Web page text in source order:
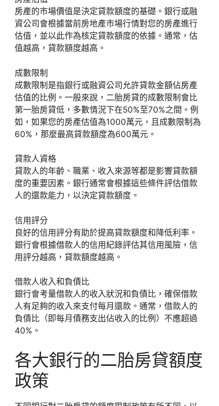
房產的市場價值是決定貸款額度的基礎。銀行或融
資公司會根據當前房地產市場行情對您的房產進行
估值，並以此作為核定貸款額度的依據。通常，估
值越高，貸款額度越高。
成數限制
成數限制是指銀行或融資公司允許貸款金額佔房產
估值的比例。一般來說，二胎房貸的成數限制會比
第一胎房貸低，多數情況下在50%至70%之間。例
如，如果您的房產估值為1000萬元，且成數限制為
60%，那麼最高貸款額度為600萬元。
貸款人資格
貸款人的年齡、職業、收入來源等都是影響貸款額
度的重要因素。銀行通常會根據這些條件評估借款
人的還款能力，以決定貸款額度。
信用評分
良好的信用評分有助於提高貸款額度和降低利率。
銀行會根據借款人的信用紀錄評估其信用風險，信
用評分越高，貸款額度越高。
借款人收入和負債比
銀行會考量借款人的收入狀況和負債比，確保借款
人有足夠的收入來支付每月還款。通常，借款人的
負債比（即每月債務支出佔收入的比例）不應超過
40%。
各大銀行的二胎房貸額度
政策